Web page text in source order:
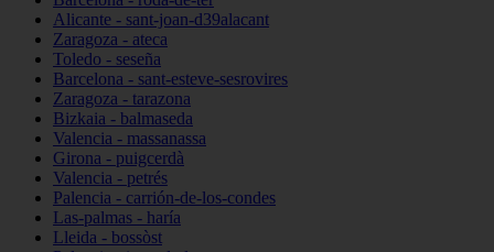
Alicante - sant-joan-d39alacant
Zaragoza - ateca
Toledo - seseña
Barcelona - sant-esteve-sesrovires
Zaragoza - tarazona
Bizkaia - balmaseda
Valencia - massanassa
Girona - puigcerdà
Valencia - petrés
Palencia - carrión-de-los-condes
Las-palmas - haría
Lleida - bossòst